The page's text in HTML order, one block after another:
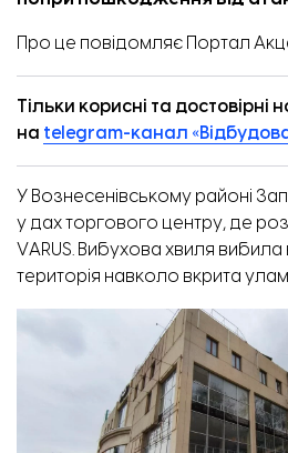
Про це повідомляє Портал
Тільки корисні та достовірні
на telegram-канал
У Вознесенівському районі
у дах торгового центру, де
VARUS. Вибухова хвиля вибила
територія навколо вкрита